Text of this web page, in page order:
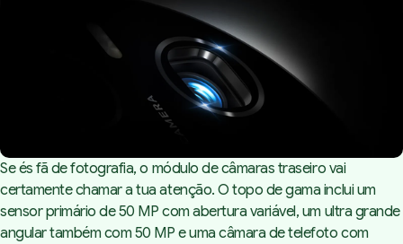
Se és fã de fotografia, o módulo de câmaras traseiro vai
certamente chamar a tua atenção. O topo de gama inclui um
sensor primário de 50 MP com abertura variável, um ultra grande
angular também com 50 MP e uma câmara de telefoto com